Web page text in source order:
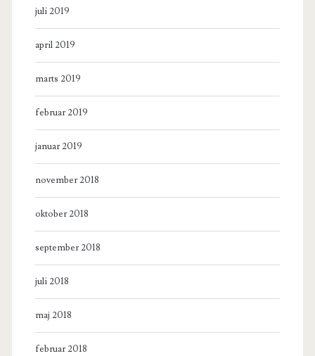
juli 2019
april 2019
marts 2019
februar 2019
januar 2019
november 2018
oktober 2018
september 2018
juli 2018
maj 2018
februar 2018